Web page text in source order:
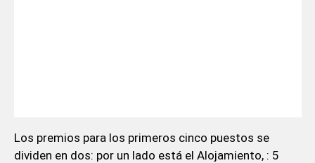
Los premios para los primeros cinco puestos se
dividen en dos: por un lado está el Alojamiento, : 5